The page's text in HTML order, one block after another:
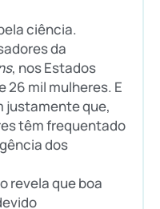
ciência.
da
, nos Estados
26 mil mulheres. E
justamente que,
têm frequentado
dos
revela que boa